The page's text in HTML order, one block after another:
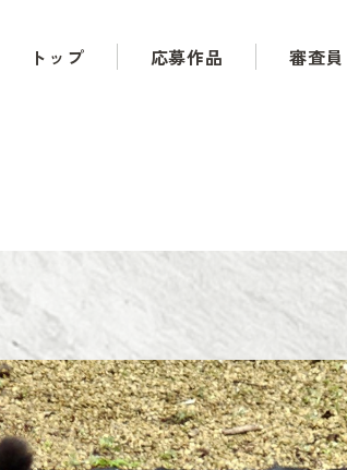
トップ 応募作品 審査員